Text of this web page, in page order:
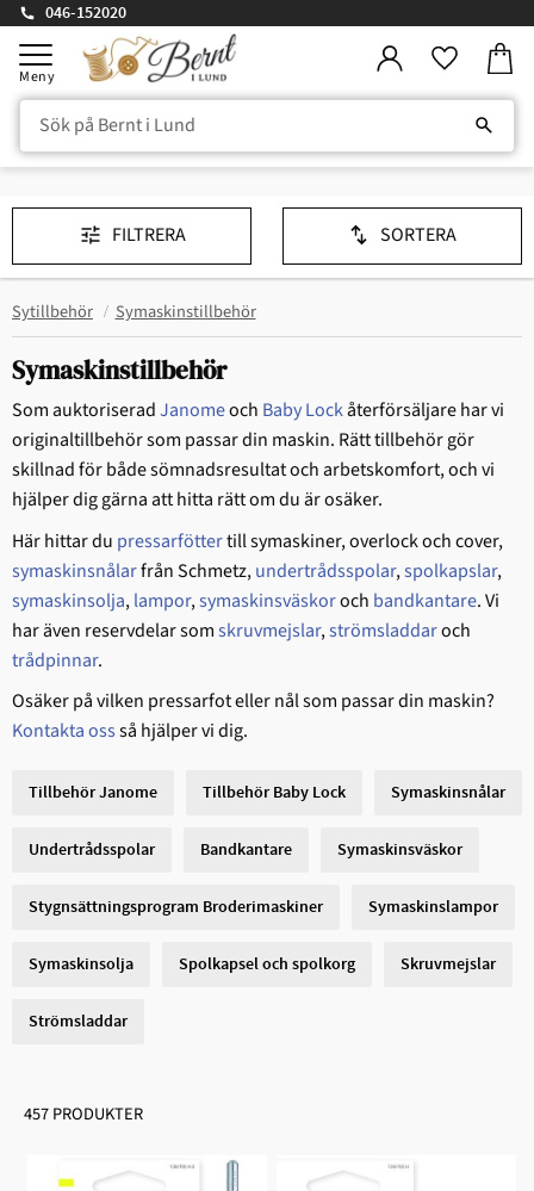
Meny
046-152020
Sytillbehör Symaskinstillbehör
Symaskinstillbehör
Som auktoriseradJanomeoch Baby Lockåterförsäljare har vi
originaltillbehör som passar din maskin. Rätt tillbehör gör
skillnad för både sömnadsresultat och arbetskomfort, och vi
hjälper dig gärna att hitta rätt om du är osäker.
Här hittar du pressarföttertill symaskiner, overlock och cover,
symaskinsnålarfrån Schmetz,undertrådsspolar,spolkapslar,
symaskinsolja,lampor,symaskinsväskoroch bandkantare. Vi
har även reservdelar somskruvmejslar,strömsladdaroch
trådpinnar.
Osäker på vilken pressarfot eller nål som passar din maskin?
Kontakta ossså hjälper vi dig.
Tillbehör Janome Tillbehör Baby Lock Symaskinsnålar
Undertrådsspolar Bandkantare Symaskinsväskor
Stygnsättningsprogram Broderimaskiner Symaskinslampor
Symaskinsolja Spolkapsel och spolkorg Skruvmejslar
Strömsladdar
457 PRODUKTER
FILTRERA SORTERA